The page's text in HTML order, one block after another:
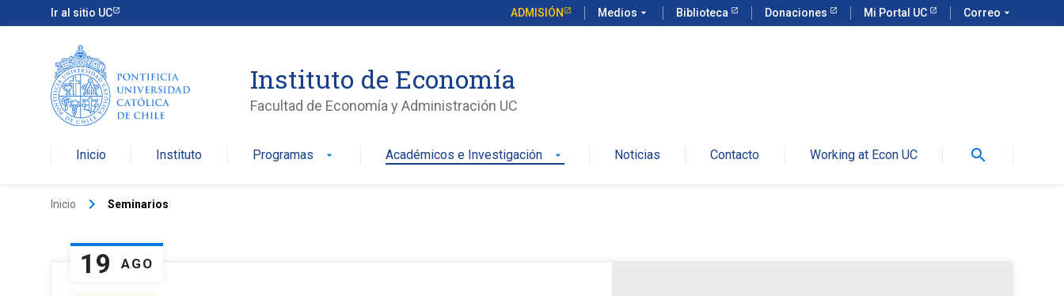
Ir al sitio UC ADMISIÓN Medios arrow_drop_down Biblioteca Donaciones Mi Portal UC Correo arrow_drop_down
Instituto de Economía
Facultad de Economía y Administración UC
Inicio Instituto Programas arrow_drop_down Académicos e Investigación arrow_drop_down Noticias Contacto Working at Econ UC search
Inicio keyboard_arrow_right Seminarios
19 AGO